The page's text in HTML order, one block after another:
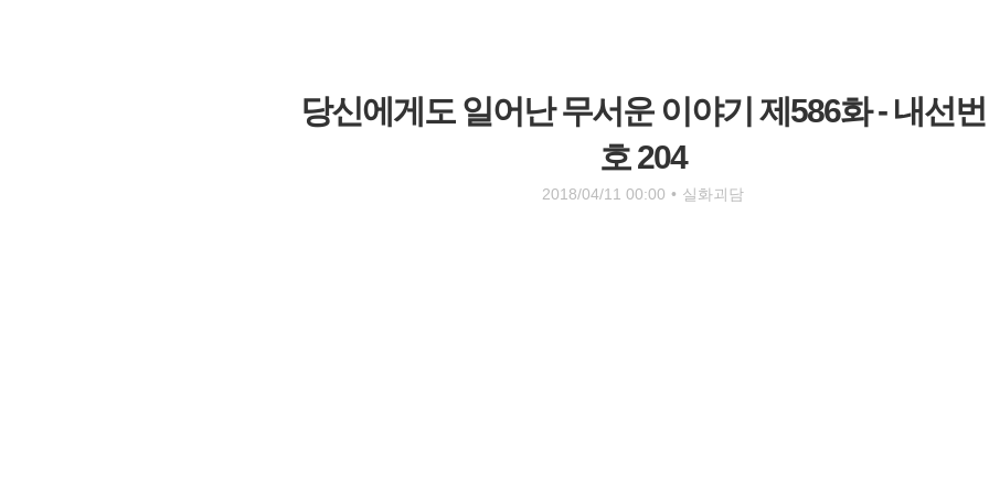
당신에게도 일어난 무서운 이야기 제586화 - 내선번
호 204
2018/04/11 00:00 • 실화괴담